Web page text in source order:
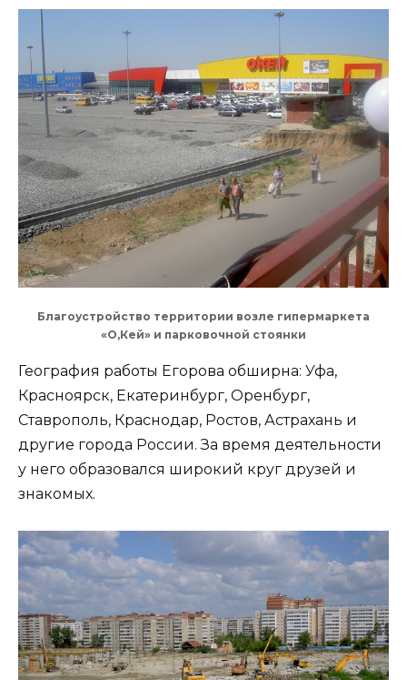
Благоустройство территории возле гипермаркета
«О,Кей» и парковочной стоянки
География работы Егорова обширна: Уфа,
Красноярск, Екатеринбург, Оренбург,
Ставрополь, Краснодар, Ростов, Астрахань и
другие города России. За время деятельности
у него образовался широкий круг друзей и
знакомых.